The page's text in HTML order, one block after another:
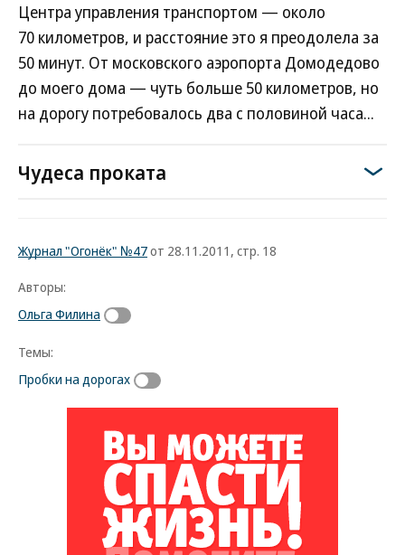
Центра управления транспортом — около
70 километров, и расстояние это я преодолела за
50 минут. От московского аэропорта Домодедово
до моего дома — чуть больше 50 километров, но
на дорогу потребовалось два с половиной часа...
Чудеса проката
Журнал "Огонёк" №47от 28.11.2011, стр. 18
Авторы:
Ольга Филина
Темы:
Пробки на дорогах